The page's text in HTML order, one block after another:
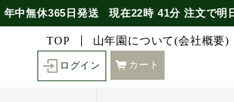
年中無休365日発送 現在22時 41分 注文で明
TOP 山年園について(会社概要)
ログイン カート